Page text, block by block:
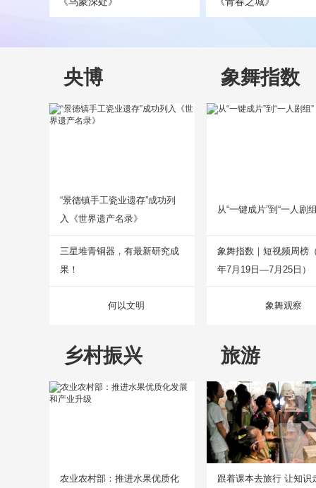
央博
“景德镇手工瓷业遗存”成功列
入《世界遗产名录》
三星堆青铜器，有最新研究成
果！
何以文明
象舞指数
从“一键成片”到“一人剧
象舞指数｜短视频周榜
年7月19日—7月25日）
象舞观察
乡村振兴
农业农村部：推进水果优质化
旅游
跟着课本去旅行 让知识